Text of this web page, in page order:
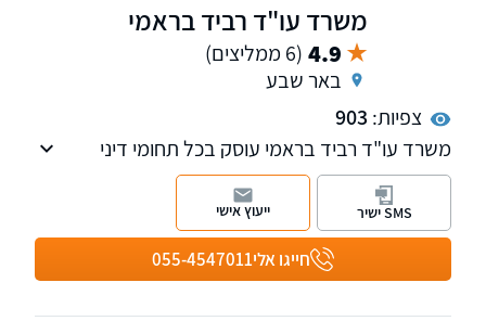
משרד עו"ד רביד בראמי
4.9 (6 ממליצים)
באר שבע
צפיות: 903
משרד עו"ד רביד בראמי עוסק בכל תחומי דיני
המשפחה, ומייצג בתיקי גירושין, מזונות ילדים,
מזונות אישה, זמני שהות, תביעות רכוש. כמו כן
מוסמך לעריכת הסכמי ממון, גירושין, ידועים
בציבור, עריכת ייפוי כח מתמשך, אפוטרופסות,
מסמך הבעת רצון, עריכת צוואה וירושה.
חייגו אלי055-4547011
SMS ישיר ייעוץ אישי